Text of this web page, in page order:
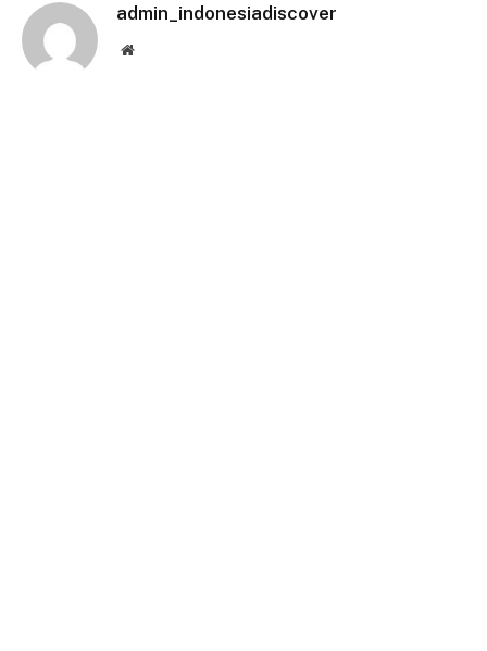
admin_indonesiadiscover
Website